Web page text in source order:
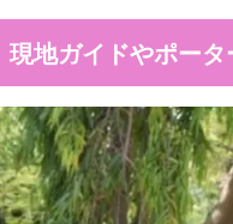
地ガイドやポータ